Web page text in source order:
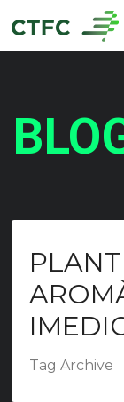
Tag Archive